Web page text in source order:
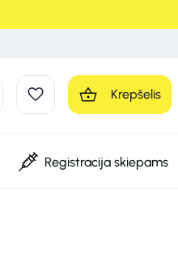
Krepšelis
Registracija skiepams